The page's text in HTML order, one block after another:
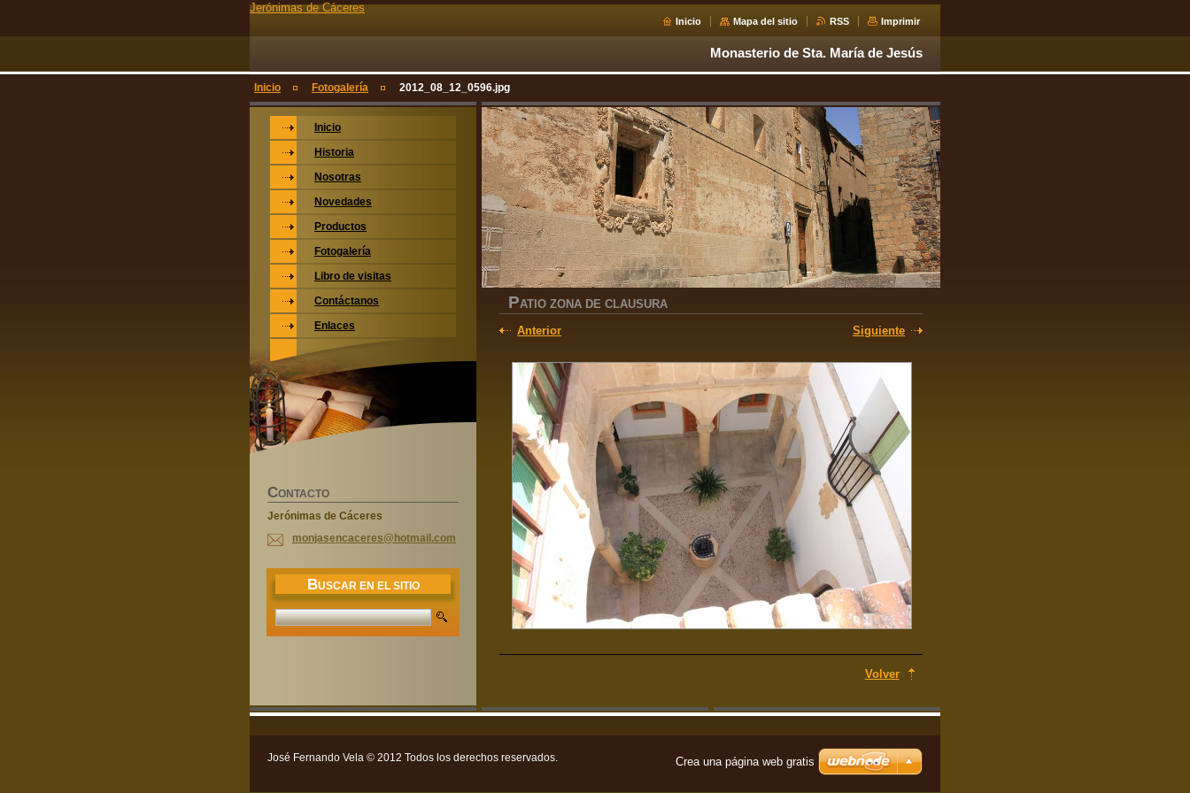
Jerónimas de Cáceres
Inicio Mapa del sitio RSS Imprimir
Monasterio de Sta. María de Jesús
Inicio Fotogalería 2012_08_12_0596.jpg
PATIO ZONA DE CLAUSURA
Anterior
Siguiente
Volver
Inicio
Historia
Nosotras
Novedades
Productos
Fotogalería
Libro de visitas
Contáctanos
Enlaces
CONTACTO
Jerónimas de Cáceres
monjasencaceres@ hotmail.com
BUSCAR EN EL SITIO
José Fernando Vela © 2012 Todos los derechos reservados. Crea una página web gratis